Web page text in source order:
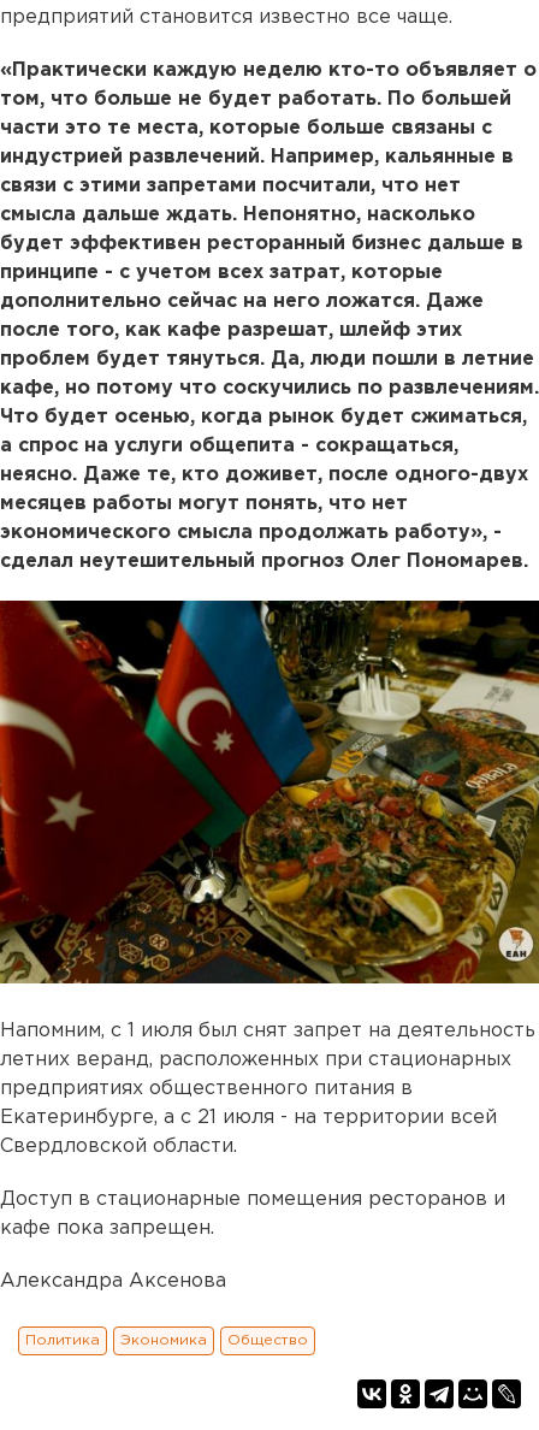
предприятий становится известно все чаще.
«Практически каждую неделю кто-то объявляет о
том, что больше не будет работать. По большей
части это те места, которые больше связаны с
индустрией развлечений. Например, кальянные в
связи с этими запретами посчитали, что нет
смысла дальше ждать. Непонятно, насколько
будет эффективен ресторанный бизнес дальше в
принципе - с учетом всех затрат, которые
дополнительно сейчас на него ложатся. Даже
после того, как кафе разрешат, шлейф этих
проблем будет тянуться. Да, люди пошли в летние
кафе, но потому что соскучились по развлечениям.
Что будет осенью, когда рынок будет сжиматься,
а спрос на услуги общепита - сокращаться,
неясно. Даже те, кто доживет, после одного-двух
месяцев работы могут понять, что нет
экономического смысла продолжать работу», -
сделал неутешительный прогноз Олег Пономарев.
Напомним, с 1 июля был снят запрет на деятельность
летних веранд, расположенных при стационарных
предприятиях общественного питания в
Екатеринбурге, а с 21 июля - на территории всей
Свердловской области.
Доступ в стационарные помещения ресторанов и
кафе пока запрещен.
Александра Аксенова
Политика Экономика Общество